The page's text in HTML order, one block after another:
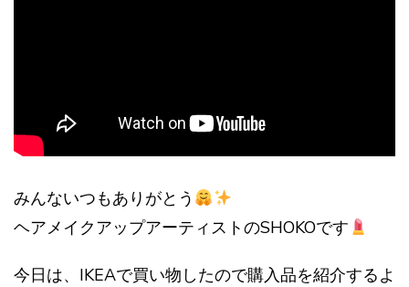
みんないつもありがとう
ヘアメイクアップアーティストのSHOKOです
今日は、IKEAで買い物したので購入品を紹介するよ